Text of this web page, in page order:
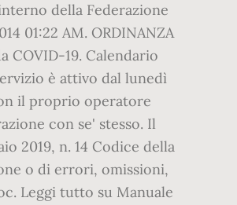
della Federazione
01:22 AM. ORDINANZA
COVID-19. Calendario
è attivo dal lunedì
il proprio operatore
con se' stesso. Il
2019, n. 14 Codice della
o di errori, omissioni,
Leggi tutto su Manuale